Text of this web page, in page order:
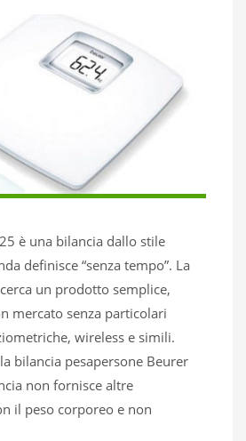
è una bilancia dallo stile
definisce “senza tempo”. La
un prodotto semplice,
mercato senza particolari
wireless e simili.
bilancia pesapersone Beurer
non fornisce altre
il peso corporeo e non